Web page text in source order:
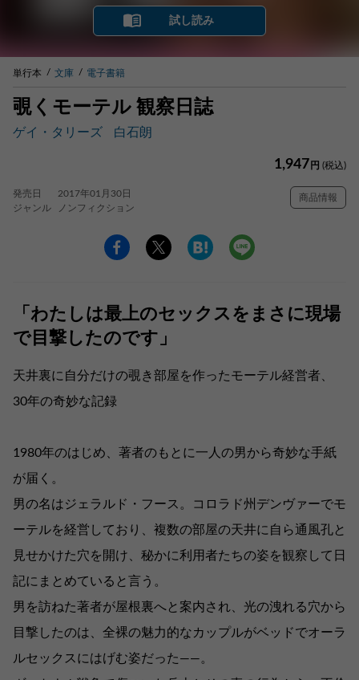
試し読み
単行本 文庫 電子書籍
覗くモーテル 観察日誌
ゲイ・タリーズ 白石朗
1,947 円 (税込)
発売日
2017年01月30日
ジャンル
ノンフィクション
商品情報
「わたしは最上のセックスをまさに現場
で目撃したのです」
天井裏に自分だけの覗き部屋を作ったモーテル経営者、
30年の奇妙な記録
1980年のはじめ、著者のもとに一人の男から奇妙な手紙
が届く。
男の名はジェラルド・フース。コロラド州デンヴァーでモ
ーテルを経営しており、複数の部屋の天井に自ら通風孔と
見せかけた穴を開け、秘かに利用者たちの姿を観察して日
記にまとめていると言う。
男を訪ねた著者が屋根裏へと案内され、光の洩れる穴から
目撃したのは、全裸の魅力的なカップルがベッドでオーラ
ルセックスにはげむ姿だった――。